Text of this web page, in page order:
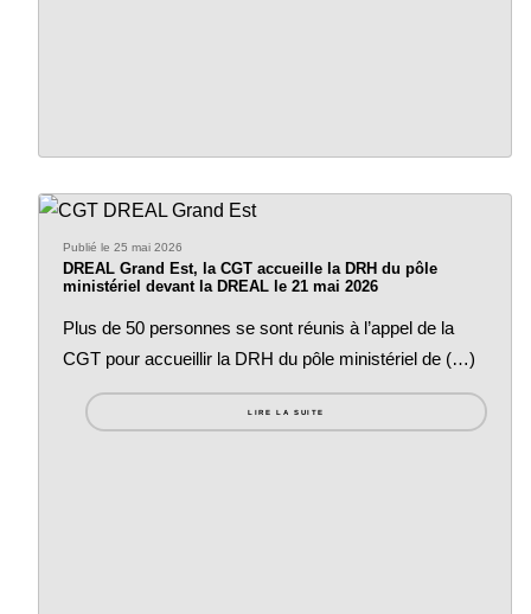
Publié le 25 mai 2026
DREAL Grand Est, la CGT accueille la DRH du pôle
ministériel devant la DREAL le 21 mai 2026
Plus de 50 personnes se sont réunis à l’appel de la
CGT pour accueillir la DRH du pôle ministériel de (…)
LIRE LA SUITE